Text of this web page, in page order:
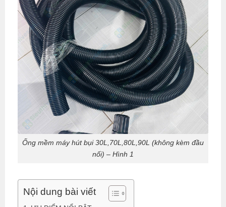
Ống mềm máy hút bụi 30L,70L,80L,90L (không kèm đầu
nối) – Hình 1
Nội dung bài viết